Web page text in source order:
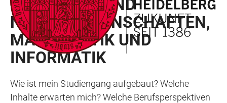
BARRIEREFREIHEIT
INGENIEUR- UND
NATURWISSENSCHAFTEN,
MATHEMATIK UND
INFORMATIK
Wie ist mein Studiengang aufgebaut? Welche
Inhalte erwarten mich? Welche Berufsperspektiven